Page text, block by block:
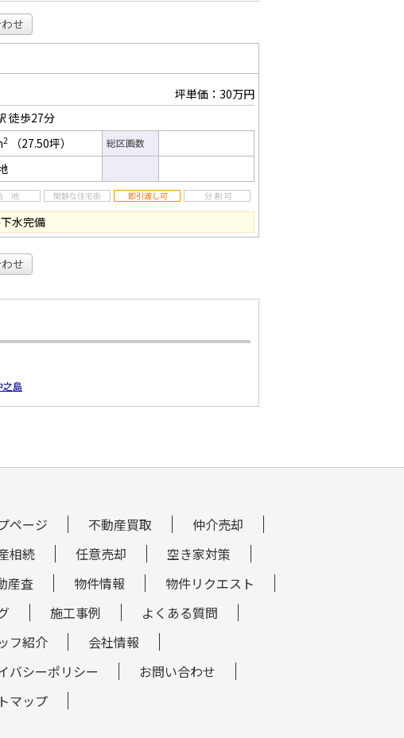
せ
坪単価：30万円
徒歩27分
2 （27.50坪）
総区画数
水完備
せ
之島
ページ 不動産買取
仲介売却
相続
任意売却
空き家対策
産査
物件情報
物件リクエスト
施工事例
よくある質問
フ紹介
会社情報
バシーポリシー
お問い合わせ
マップ